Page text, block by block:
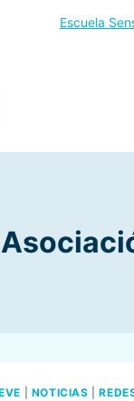
Escuela
NOTICIAS |